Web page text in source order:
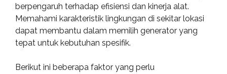
berpengaruh terhadap efisiensi dan kinerja alat.
Memahami karakteristik lingkungan di sekitar lokasi
dapat membantu dalam memilih generator yang
tepat untuk kebutuhan spesifik.
Berikut ini beberapa faktor yang perlu